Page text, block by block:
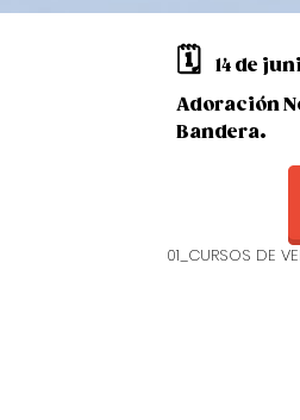
🗓️
14 de
Adoración
Bandera.
01_CURSOS DE